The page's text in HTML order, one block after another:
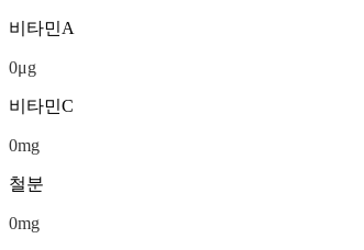
비타민A
0μg
비타민C
0mg
철분
0mg